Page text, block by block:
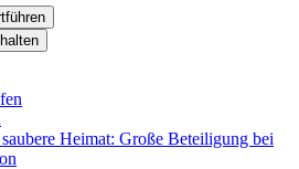
Heimat: Große Beteiligung bei